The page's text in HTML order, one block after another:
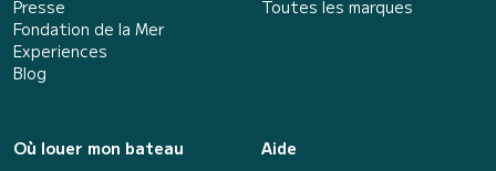
Presse
Fondation de la Mer
Experiences
Blog
Toutes les marques
Où louer mon bateau
Aide